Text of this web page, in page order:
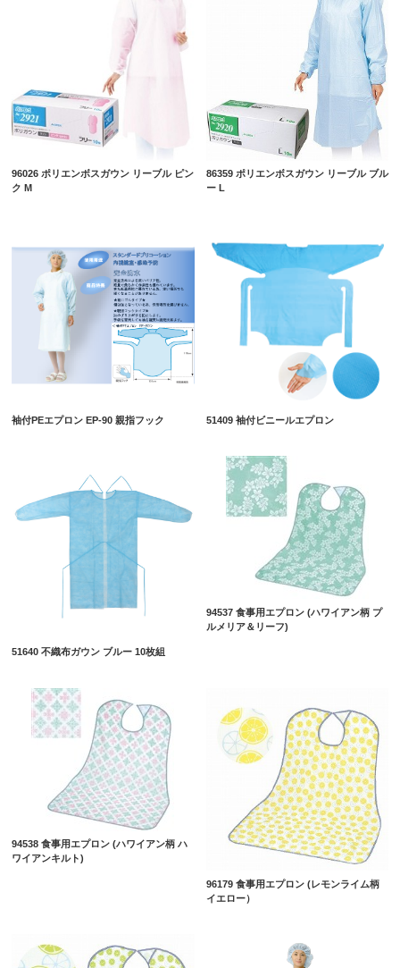
96026 ポリエンボスガウン リーブル ピン
ク M
86359 ポリエンボスガウン リーブル ブル
ー L
袖付PEエプロン EP-90 親指フック 51409 袖付ビニールエプロン
51640 不織布ガウン ブルー 10枚組
94537 食事用エプロン (ハワイアン柄 プ
ルメリア＆リーフ)
94538 食事用エプロン (ハワイアン柄 ハ
ワイアンキルト)
96179 食事用エプロン (レモンライム柄
イエロー）